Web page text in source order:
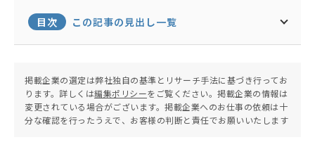
目次 この記事の見出し一覧
掲載企業の選定は弊社独自の基準とリサーチ手法に基づき行ってお
ります。詳しくは編集ポリシーをご覧ください。掲載企業の情報は
変更されている場合がございます。掲載企業へのお仕事の依頼は十
分な確認を行ったうえで、お客様の判断と責任でお願いいたします